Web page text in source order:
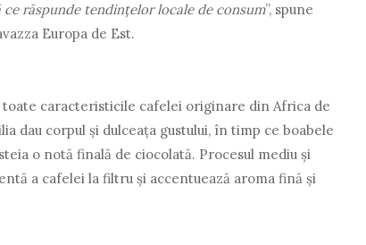
răspunde tendințelor locale de consum”, spune
Europa de Est.
toate caracteristicile cafelei originare din Africa de
dau corpul și dulceața gustului, în timp ce boabele
o notă finală de ciocolată. Procesul mediu și
a cafelei la filtru și accentuează aroma fină și